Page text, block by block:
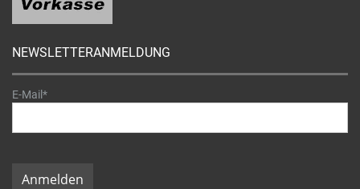
NEWSLETTERANMELDUNG
E-Mail*
Anmelden